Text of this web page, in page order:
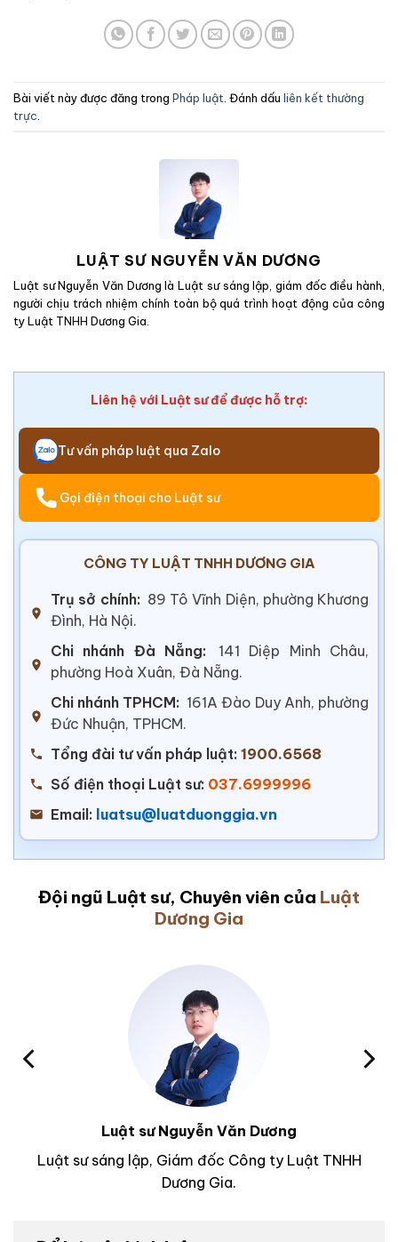
Bài viết này được đăng trong Pháp luật . Đánh dấu liên kết thường
trực
LUẬT SƯ NGUYỄN VĂN DƯƠNG
Luật sư Nguyễn Văn Dương là Luật sư sáng lập, giám đốc điều hành,
người chịu trách nhiệm chính toàn bộ quá trình hoạt động của công
ty Luật TNHH Dương Gia.
Liên hệ với Luật sư để được hỗ trợ:
Tư vấn pháp luật qua Zalo
Gọi điện thoại cho Luật sư
CÔNG TY LUẬT TNHH DƯƠNG GIA
Trụ sở chính: 89 Tô Vĩnh Diện, phường Khương
Đình, Hà Nội.
Chi nhánh Đà Nẵng:
141 Diệp Minh Châu,
phường Hoà Xuân, Đà Nẵng.
Chi nhánh TPHCM: 161A Đào Duy Anh, phường
Đức Nhuận, TPHCM.
Tổng đài tư vấn pháp luật: 1900.6568
Số điện thoại Luật sư: 037.6999996
Email: luatsu@luatduonggia.vn
Đội ngũ Luật sư, Chuyên viên của Luật
Dương Gia
Luật sư Nguyễn Văn Dương
Luật sư sáng lập, Giám đốc Công ty Luật TNHH
Dương Gia.